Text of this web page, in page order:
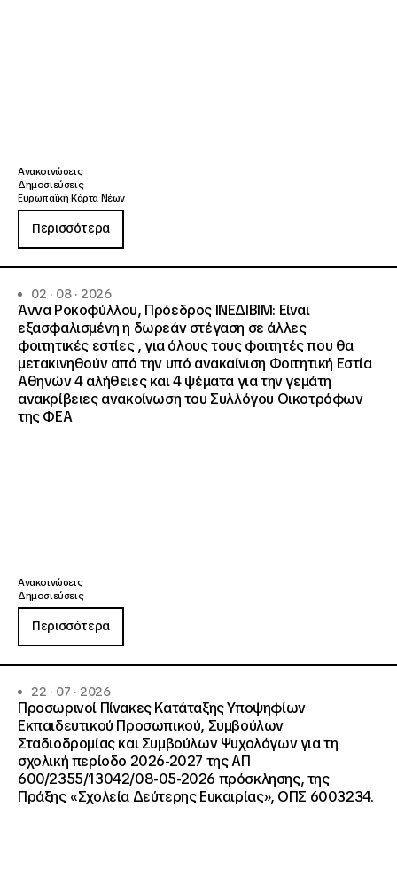
Ανακοινώσεις
Δημοσιεύσεις
Ευρωπαϊκή Κάρτα Νέων
Περισσότερα
02 · 08 · 2026
Άννα Ροκοφύλλου, Πρόεδρος ΙΝΕΔΙΒΙΜ: Είναι
εξασφαλισμένη η δωρεάν στέγαση σε άλλες
φοιτητικές εστίες , για όλους τους φοιτητές που θα
μετακινηθούν από την υπό ανακαίνιση Φοιτητική Εστία
Αθηνών 4 αλήθειες και 4 ψέματα για την γεμάτη
ανακρίβειες ανακοίνωση του Συλλόγου Οικοτρόφων
της ΦΕΑ
Ανακοινώσεις
Δημοσιεύσεις
Περισσότερα
22 · 07 · 2026
Προσωρινοί Πίνακες Κατάταξης Υποψηφίων
Εκπαιδευτικού Προσωπικού, Συμβούλων
Σταδιοδρομίας και Συμβούλων Ψυχολόγων για τη
σχολική περίοδο 2026-2027 της ΑΠ
600/2355/13042/08-05-2026 πρόσκλησης, της
Πράξης «Σχολεία Δεύτερης Ευκαιρίας», ΟΠΣ 6003234.